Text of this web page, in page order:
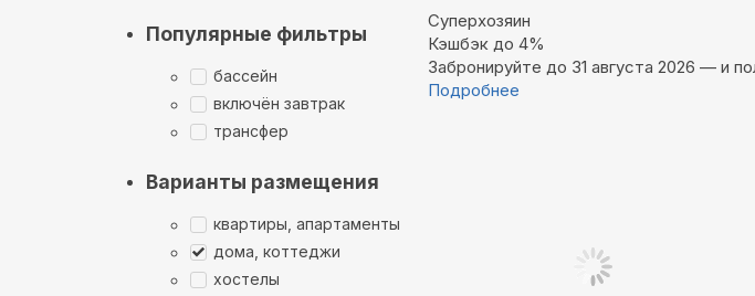
Популярные фильтры
бассейн
включён завтрак
трансфер
Варианты размещения
квартиры, апартаменты
дома, коттеджи
хостелы
Суперхозяин
Кэшбэк до 4%
Забронируйте до 31 августа 2026 — и
Подробнее